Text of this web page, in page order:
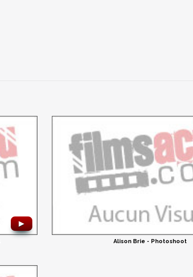
►
Alison Brie - Photoshoot